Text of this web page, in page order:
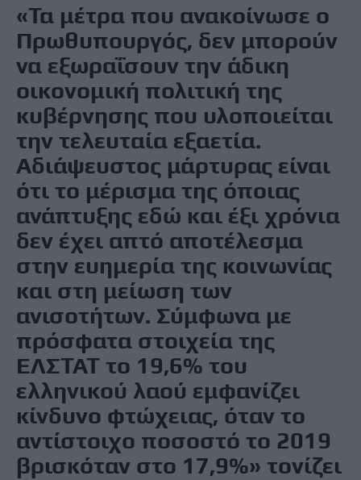
«Τα μέτρα που ανακοίνωσε ο
Πρωθυπουργός, δεν μπορούν
να εξωραΐσουν την άδικη
οικονομική πολιτική της
κυβέρνησης που υλοποιείται
την τελευταία εξαετία.
Αδιάψευστος μάρτυρας είναι
ότι το μέρισμα της όποιας
ανάπτυξης εδώ και έξι χρόνια
δεν έχει απτό αποτέλεσμα
στην ευημερία της κοινωνίας
και στη μείωση των
ανισοτήτων. Σύμφωνα με
πρόσφατα στοιχεία της
ΕΛΣΤΑΤ το 19,6% του
ελληνικού λαού εμφανίζει
κίνδυνο φτώχειας, όταν το
αντίστοιχο ποσοστό το 2019
βρισκόταν στο 17,9%» τονίζει